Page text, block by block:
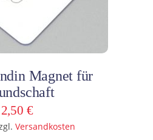
Magnet für
2,50 €
Versandkosten